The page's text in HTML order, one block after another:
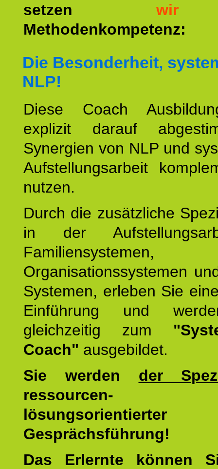
setzen wir
Methodenkompetenz:
Die Besonderheit,
NLP!
Diese Coach
explizit darauf
Synergien von NLP und
Aufstellungsarbeit
nutzen.
Durch die zusätzliche
in der
Familiensystemen,
Organisationssystemen
Systemen, erleben Sie
Einführung und
gleichzeitig zum
Coach" ausgebildet.
Sie werden der
lösungsorientierter
Gesprächsführung!
Das Erlernte können